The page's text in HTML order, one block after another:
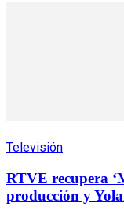
Televisión
RTVE recupera
producción y